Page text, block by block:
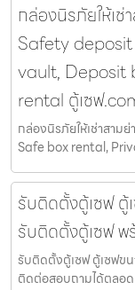
กล่องนิรภัยให้เ
Safety
vault, Deposit
rental ตู้เซฟ
กล่องนิรภัยให้เช่าสา
Safe box rental,
รับติดตั้งตู้เซฟ ตู้
รับติดตั้งตู้เซฟ
รับติดตั้งตู้เซฟ ตู้เซฟข
ติดต่อสอบถามได้ตลอ